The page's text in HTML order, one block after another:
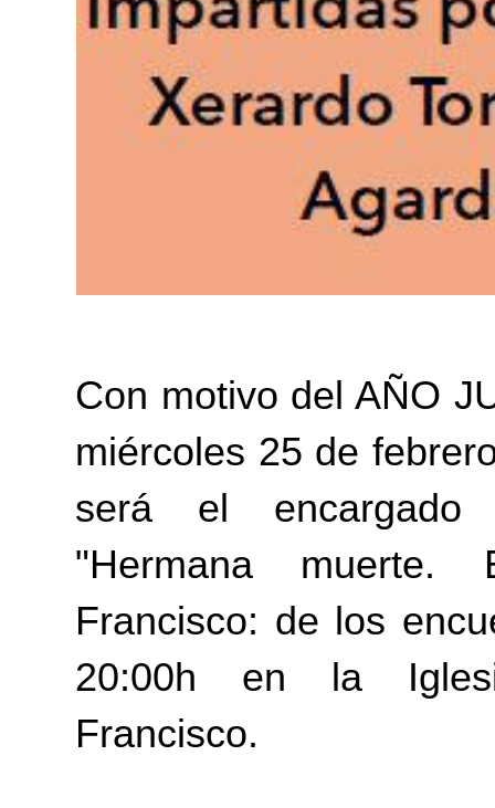
Con motivo del AÑO
miércoles 25 de
será el encargado
"Hermana
Francisco: de los
20:00h en la
Francisco.